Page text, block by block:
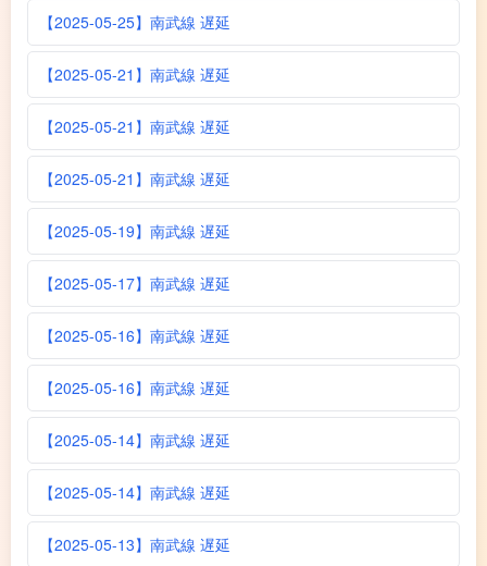
【2025-05-25】南武線 遅延
【2025-05-21】南武線 遅延
【2025-05-21】南武線 遅延
【2025-05-21】南武線 遅延
【2025-05-19】南武線 遅延
【2025-05-17】南武線 遅延
【2025-05-16】南武線 遅延
【2025-05-16】南武線 遅延
【2025-05-14】南武線 遅延
【2025-05-14】南武線 遅延
【2025-05-13】南武線 遅延